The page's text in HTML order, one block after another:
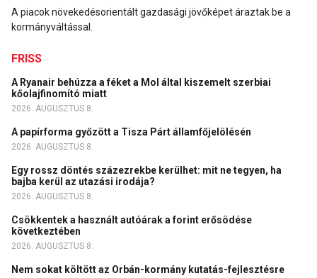
A piacok növekedésorientált gazdasági jövőképet áraztak be a
kormányváltással.
FRISS
A Ryanair behúzza a féket a Mol által kiszemelt szerbiai
kőolajfinomító miatt
2026. AUGUSZTUS 8.
A papírforma győzött a Tisza Párt államfőjelölésén
2026. AUGUSZTUS 8.
Egy rossz döntés százezrekbe kerülhet: mit ne tegyen, ha
bajba kerül az utazási irodája?
2026. AUGUSZTUS 8.
Csökkentek a használt autóárak a forint erősödése
következtében
2026. AUGUSZTUS 8.
Nem sokat költött az Orbán-kormány kutatás-fejlesztésre